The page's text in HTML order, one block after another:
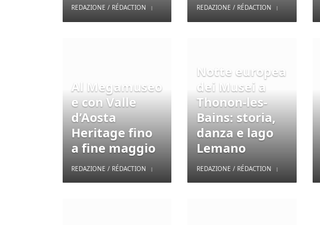
REDAZIONE / RÉDACTION REDAZIONE / RÉDACTION
Al Megamuseo
e con Valle
d’Aosta
Heritage fino
a fine maggio
REDAZIONE / RÉDACTION
Notte europea
dei Musei a
Thonon-les-
Bains: storia,
danza e lago
Lemano
REDAZIONE / RÉDACTION